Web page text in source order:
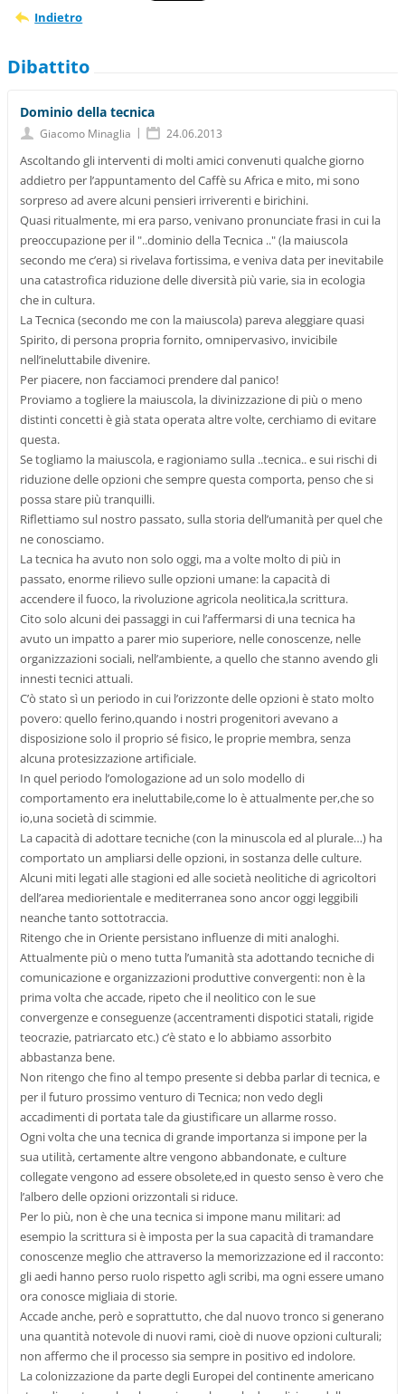
Indietro
Dibattito
Dominio della tecnica
Giacomo Minaglia | 24.06.2013
Ascoltando gli interventi di molti amici convenuti qualche giorno
addietro per l’appuntamento del Caffè su Africa e mito, mi sono
sorpreso ad avere alcuni pensieri irriverenti e birichini.
Quasi ritualmente, mi era parso, venivano pronunciate frasi in cui la
preoccupazione per il "..dominio della Tecnica .." (la maiuscola
secondo me c’era) si rivelava fortissima, e veniva data per inevitabile
una catastrofica riduzione delle diversità più varie, sia in ecologia
che in cultura.
La Tecnica (secondo me con la maiuscola) pareva aleggiare quasi
Spirito, di persona propria fornito, omnipervasivo, invicibile
nell’ineluttabile divenire.
Per piacere, non facciamoci prendere dal panico!
Proviamo a togliere la maiuscola, la divinizzazione di più o meno
distinti concetti è già stata operata altre volte, cerchiamo di evitare
questa.
Se togliamo la maiuscola, e ragioniamo sulla ..tecnica.. e sui rischi di
riduzione delle opzioni che sempre questa comporta, penso che si
possa stare più tranquilli.
Riflettiamo sul nostro passato, sulla storia dell’umanità per quel che
ne conosciamo.
La tecnica ha avuto non solo oggi, ma a volte molto di più in
passato, enorme rilievo sulle opzioni umane: la capacità di
accendere il fuoco, la rivoluzione agricola neolitica,la scrittura.
Cito solo alcuni dei passaggi in cui l’affermarsi di una tecnica ha
avuto un impatto a parer mio superiore, nelle conoscenze, nelle
organizzazioni sociali, nell’ambiente, a quello che stanno avendo gli
innesti tecnici attuali.
C’ò stato sì un periodo in cui l’orizzonte delle opzioni è stato molto
povero: quello ferino,quando i nostri progenitori avevano a
disposizione solo il proprio sé fisico, le proprie membra, senza
alcuna protesizzazione artificiale.
In quel periodo l’omologazione ad un solo modello di
comportamento era ineluttabile,come lo è attualmente per,che so
io,una società di scimmie.
La capacità di adottare tecniche (con la minuscola ed al plurale…) ha
comportato un ampliarsi delle opzioni, in sostanza delle culture.
Alcuni miti legati alle stagioni ed alle società neolitiche di agricoltori
dell’area mediorientale e mediterranea sono ancor oggi leggibili
neanche tanto sottotraccia.
Ritengo che in Oriente persistano influenze di miti analoghi.
Attualmente più o meno tutta l’umanità sta adottando tecniche di
comunicazione e organizzazioni produttive convergenti: non è la
prima volta che accade, ripeto che il neolitico con le sue
convergenze e conseguenze (accentramenti dispotici statali, rigide
teocrazie, patriarcato etc.) c’è stato e lo abbiamo assorbito
abbastanza bene.
Non ritengo che fino al tempo presente si debba parlar di tecnica, e
per il futuro prossimo venturo di Tecnica; non vedo degli
accadimenti di portata tale da giustificare un allarme rosso.
Ogni volta che una tecnica di grande importanza si impone per la
sua utilità, certamente altre vengono abbandonate, e culture
collegate vengono ad essere obsolete,ed in questo senso è vero che
l’albero delle opzioni orizzontali si riduce.
Per lo più, non è che una tecnica si impone manu militari: ad
esempio la scrittura si è imposta per la sua capacità di tramandare
conoscenze meglio che attraverso la memorizzazione ed il racconto:
gli aedi hanno perso ruolo rispetto agli scribi, ma ogni essere umano
ora conosce migliaia di storie.
Accade anche, però e soprattutto, che dal nuovo tronco si generano
una quantità notevole di nuovi rami, cioè di nuove opzioni culturali;
non affermo che il processo sia sempre in positivo ed indolore.
La colonizzazione da parte degli Europei del continente americano